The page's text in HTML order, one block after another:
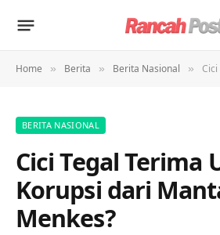
Home » Berita » Berita Nasional » Cici
BERITA NASIONAL
Cici Tegal Terima
Korupsi dari
Menkes?